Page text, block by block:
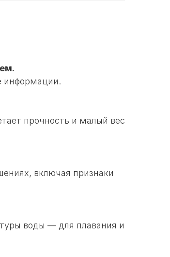
информации.
прочность и малый вес
включая признаки
воды — для плавания и